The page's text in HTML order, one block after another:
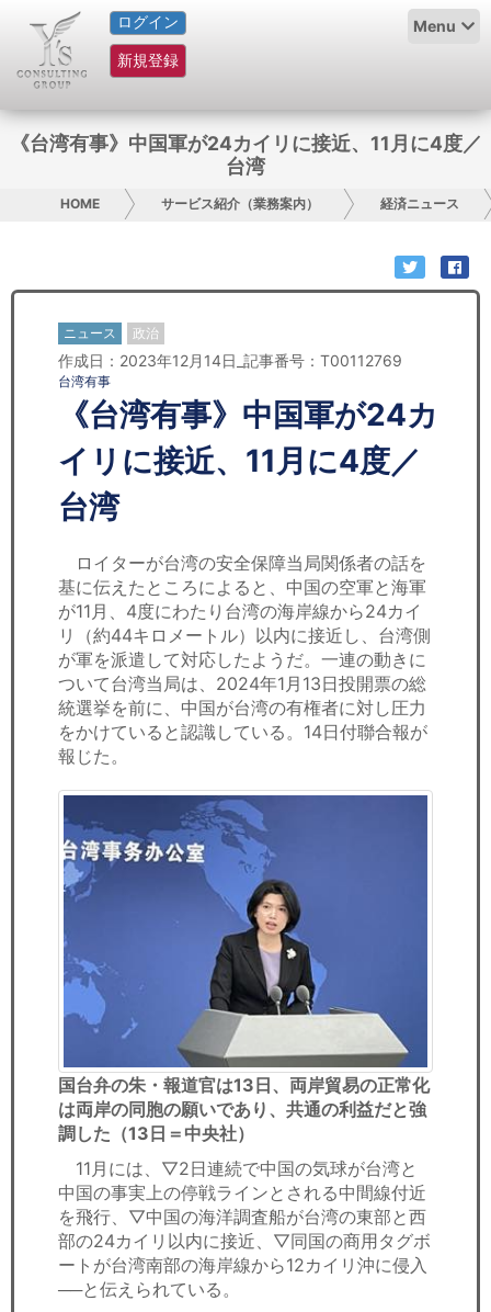
ログイン
新規登録
Menu
HOME
サービス紹介
コラム
お問い合わせ
日本人にPR
コンサルティング
リサーチ
セミナー
労務顧問
ＩＴ
飲食店情報
《台湾有事》中国軍が24カイリに接近、11月に4度／
台湾
HOME サービス紹介（業務案内） 経済ニュース
ニュース 政治
作成日：2023年12月14日_記事番号：T00112769
台湾有事
《台湾有事》中国軍が24カ
イリに接近、11月に4度／
台湾
ロイターが台湾の安全保障当局関係者の話を
基に伝えたところによると、中国の空軍と海軍
が11月、4度にわたり台湾の海岸線から24カイ
リ（約44キロメートル）以内に接近し、台湾側
が軍を派遣して対応したようだ。一連の動きに
ついて台湾当局は、2024年1月13日投開票の総
統選挙を前に、中国が台湾の有権者に対し圧力
をかけていると認識している。14日付聯合報が
報じた。
国台弁の朱・報道官は13日、両岸貿易の正常化
は両岸の同胞の願いであり、共通の利益だと強
調した（13日＝中央社）
11月には、▽2日連続で中国の気球が台湾と
中国の事実上の停戦ラインとされる中間線付近
を飛行、▽中国の海洋調査船が台湾の東部と西
部の24カイリ以内に接近、▽同国の商用タグボ
ートが台湾南部の海岸線から12カイリ沖に侵入
──と伝えられている。